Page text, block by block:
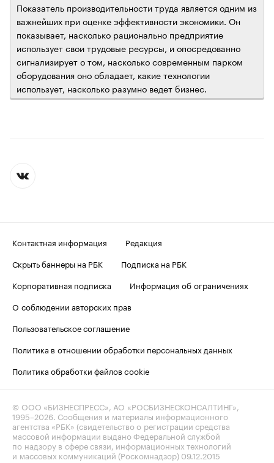
Показатель производительности труда является одним из
важнейших при оценке эффективности экономики. Он
показывает, насколько рационально предприятие
использует свои трудовые ресурсы, и опосредованно
сигнализирует о том, насколько современным парком
оборудования оно обладает, какие технологии
использует, насколько разумно ведет бизнес.
Контактная информация
Редакция
Скрыть баннеры на РБК
Подписка на РБК
Корпоративная подписка
Информация об ограничениях
О соблюдении авторских прав
Пользовательское соглашение
Политика в отношении обработки персональных данных
Политика обработки файлов cookie
© ООО «БИЗНЕСПРЕСС», АО «РОСБИЗНЕСКОНСАЛТИНГ»,
1995–2026. Сообщения и материалы информационного
агентства «РБК» (свидетельство о регистрации средства
массовой информации выдано Федеральной службой
по надзору в сфере связи, информационных технологий
и массовых коммуникаций (Роскомнадзор) 09.12.2015